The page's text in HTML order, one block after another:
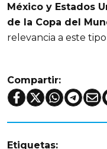
México y Estados
de la Copa del
relevancia a este
Compartir:
Etiquetas: